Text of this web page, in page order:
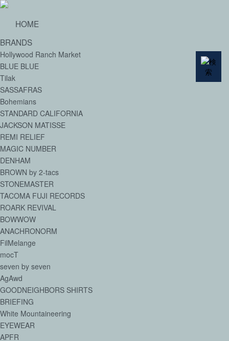
HOME
BRANDS
Hollywood Ranch Market
BLUE BLUE
Tilak
SASSAFRAS
Bohemians
STANDARD CALIFORNIA
JACKSON MATISSE
REMI RELIEF
MAGIC NUMBER
DENHAM
BROWN by 2-tacs
STONEMASTER
TACOMA FUJI RECORDS
ROARK REVIVAL
BOWWOW
ANACHRONORM
FilMelange
mocT
seven by seven
AgAwd
GOODNEIGHBORS SHIRTS
BRIEFING
White Mountaineering
EYEWEAR
APFR